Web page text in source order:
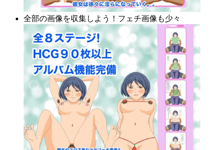
全部の画像を収集しよう！フェチ画像も少々